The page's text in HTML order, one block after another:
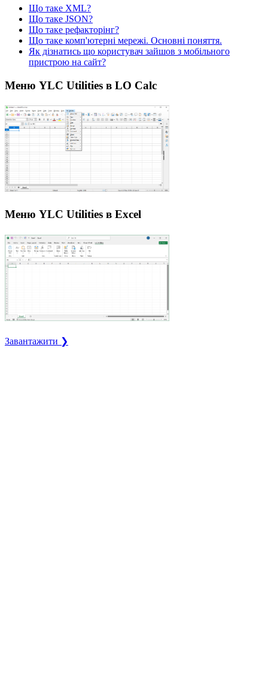
Що таке XML?
Що таке JSON?
Що таке рефакторінг?
Що таке комп'ютерні мережі. Основні поняття.
Як дізнатись що користувач зайшов з мобільного
пристрою на сайт?
Меню YLC Utilities в LO Calc
Меню YLC Utilities в Excel
Завантажити ❯